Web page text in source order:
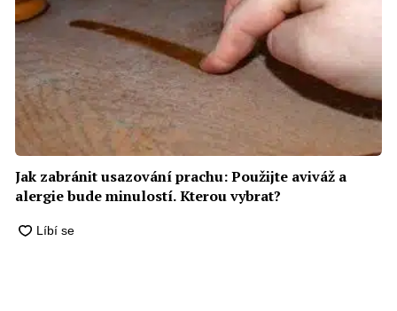
Jak zabránit usazování prachu: Použijte aviváž a
alergie bude minulostí. Kterou vybrat?